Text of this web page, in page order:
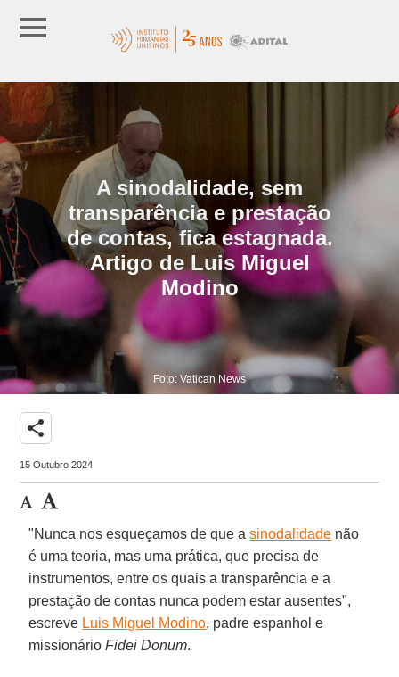
A sinodalidade, sem
transparência e prestação
de contas, fica estagnada.
Artigo de Luis Miguel
Modino
Foto: Vatican News
share
15 Outubro 2024
"Nunca nos esqueçamos de que asinodalidade não
é uma teoria, mas uma prática, que precisa de
instrumentos, entre os quais a transparência e a
prestação de contas nunca podem estar ausentes",
escreve Luis Miguel Modino, padre espanhol e
missionárioFidei Donum.